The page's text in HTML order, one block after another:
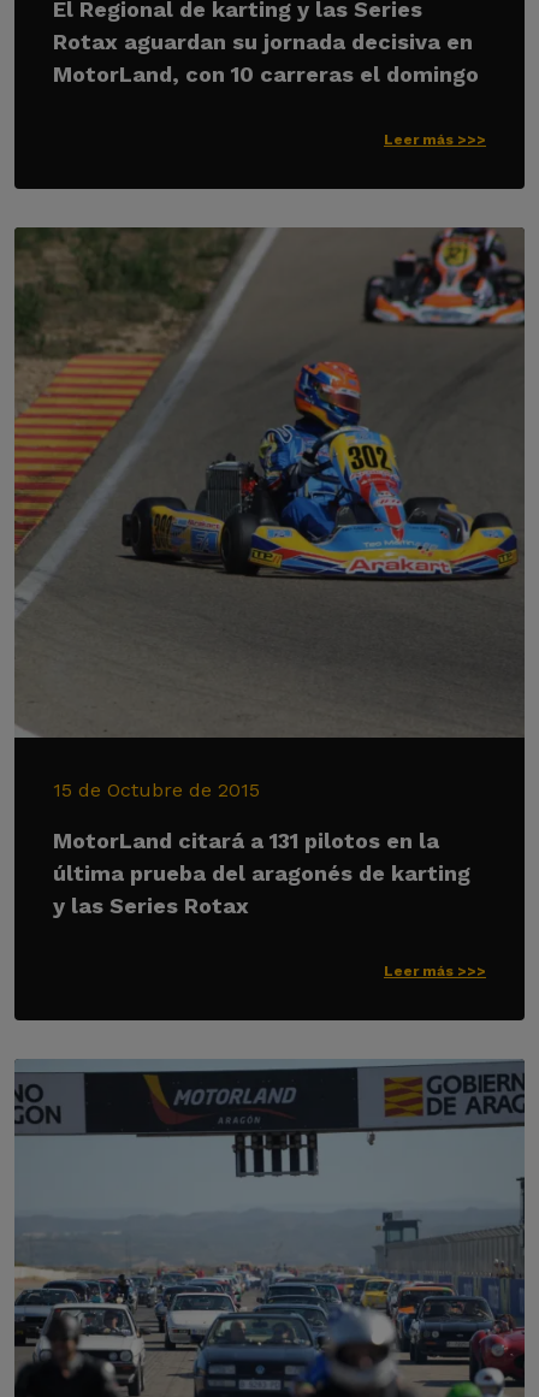
El Regional de karting y las Series
Rotax aguardan su jornada decisiva en
MotorLand, con 10 carreras el domingo
Leer más >>>
15 de Octubre de 2015
MotorLand citará a 131 pilotos en la
última prueba del aragonés de karting
y las Series Rotax
Leer más >>>